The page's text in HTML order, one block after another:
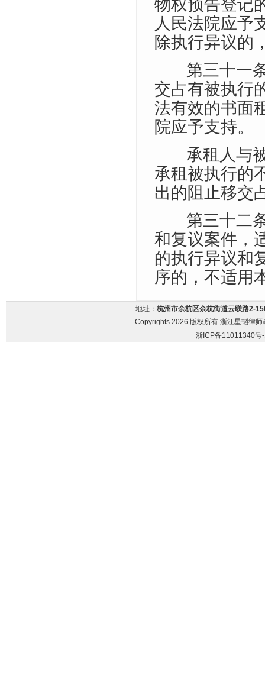
物权预告登记
人民法院应予
除执行异议的
第三十一
交占有被执行
法有效的书面
院应予支持。
承租人与
承租被执行的
出的阻止移交
第三十二
和复议案件，
的执行异议和
序的，不适用
地址： 杭州市余杭区余杭街道云联路2-
Copyrights 2026 版权所有 浙江星韬律
浙ICP备11011340号